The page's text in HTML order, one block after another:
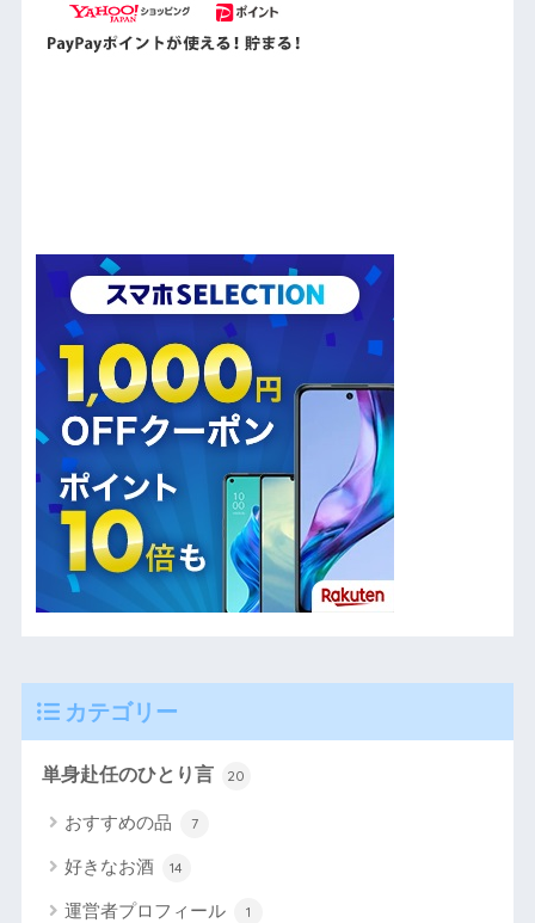
カテゴリー
単身赴任のひとり言 20
おすすめの品 7
好きなお酒 14
運営者プロフィール 1